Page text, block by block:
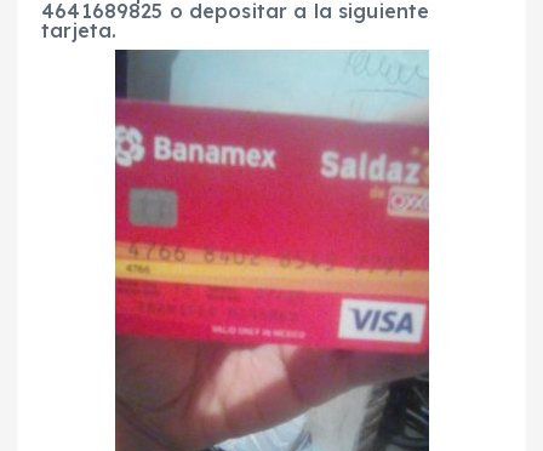
4641689825 o depositar a la siguiente
tarjeta.